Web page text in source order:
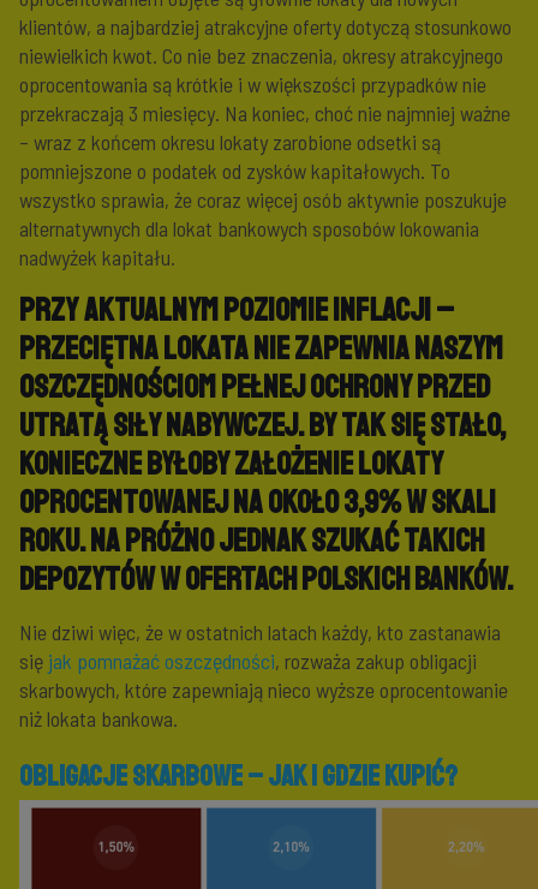
klientów, a najbardziej atrakcyjne oferty dotyczą stosunkowo
niewielkich kwot. Co nie bez znaczenia, okresy atrakcyjnego
oprocentowania są krótkie i w większości przypadków nie
przekraczają 3 miesięcy. Na koniec, choć nie najmniej ważne
– wraz z końcem okresu lokaty zarobione odsetki są
pomniejszone o podatek od zysków kapitałowych. To
wszystko sprawia, że coraz więcej osób aktywnie poszukuje
alternatywnych dla lokat bankowych sposobów lokowania
nadwyżek kapitału.
Przy aktualnym poziomie inflacji –
przeciętna lokata nie zapewnia naszym
oszczędnościom pełnej ochrony przed
utratą siły nabywczej.By tak się stało,
konieczne byłoby założenie lokaty
oprocentowanej na około 3,9% w skali
roku. Na próżno jednak szukać takich
depozytów w ofertach polskich banków.
Nie dziwi więc, że w ostatnich latach każdy, kto zastanawia
się jak pomnażać oszczędności, rozważa zakup obligacji
skarbowych, które zapewniają nieco wyższe oprocentowanie
niż lokata bankowa.
Obligacje skarbowe – jak i gdzie kupić?